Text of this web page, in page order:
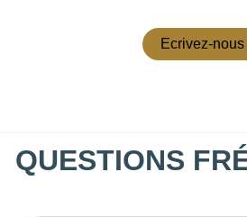
Ecrivez-nous
QUESTIONS